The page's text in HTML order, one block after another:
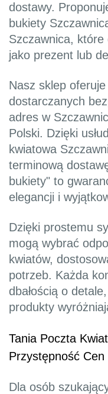
dostawy.
bukiety
Szczawnica,
jako prezent lub
Nasz sklep
dostarczanych
adres w
Polski. Dzięki
kwiatowa
terminową
bukiety" to
elegancji i
Dzięki prostemu
mogą wybrać
kwiatów,
potrzeb. Każda
dbałością o
produkty
Tania Poczta
Przystępność Cen
Dla osób